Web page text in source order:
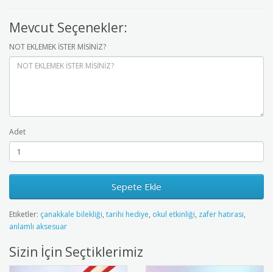
Mevcut Seçenekler:
NOT EKLEMEK İSTER MİSİNİZ?
Adet
Sepete Ekle
Etiketler: çanakkale bilekliği, tarihi hediye, okul etkinliği, zafer hatırası,
anlamlı aksesuar
Sizin İçin Seçtiklerimiz